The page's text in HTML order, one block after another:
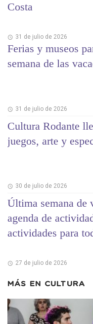
Costa
31 de julio de 2026
Ferias y museos
semana de las
31 de julio de 2026
Cultura Rodante
juegos, arte y
30 de julio de 2026
Última semana de
agenda de
actividades para
27 de julio de 2026
MÁS EN CULTURA